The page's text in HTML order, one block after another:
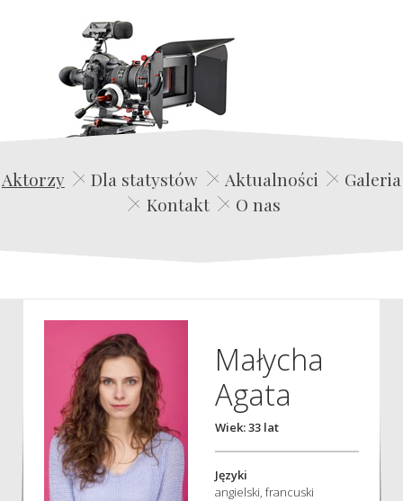
Edwin Film Agencja Aktorska
Aktorzy Dla statystów Aktualności
Galeria
Kontakt
O nas
Małycha
Agata
Wiek: 33 lat
Języki
angielski, francuski